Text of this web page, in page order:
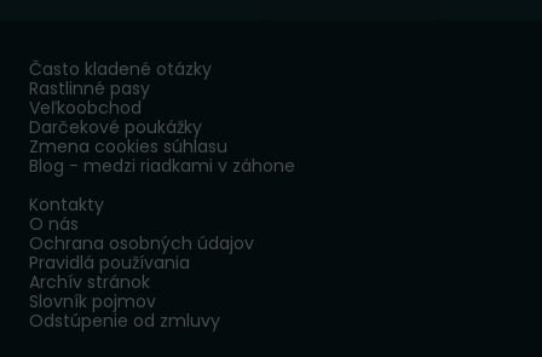
Často kladené otázky
Rastlinné pasy
Veľkoobchod
Darčekové poukážky
Zmena cookies súhlasu
Blog - medzi riadkami v záhone
Kontakty
O nás
Ochrana osobných údajov
Pravidlá používania
Archív stránok
Slovník pojmov
Odstúpenie od zmluvy